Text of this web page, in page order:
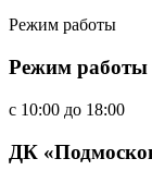
Режим работы
Режим работы
c 10:00 до 18:00
ДК